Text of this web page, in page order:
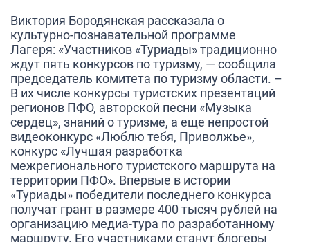
Виктория Бородянская рассказала о
культурно-познавательной программе
Лагеря: «Участников «Туриады» традиционно
ждут пять конкурсов по туризму, — сообщила
председатель комитета по туризму области. –
В их числе конкурсы туристских презентаций
регионов ПФО, авторской песни «Музыка
сердец», знаний о туризме, а еще непростой
видеоконкурс «Люблю тебя, Приволжье»,
конкурс «Лучшая разработка
межрегионального туристского маршрута на
территории ПФО». Впервые в истории
«Туриады» победители последнего конкурса
получат грант в размере 400 тысяч рублей на
организацию медиа-тура по разработанному
маршруту. Его участниками станут блогеры